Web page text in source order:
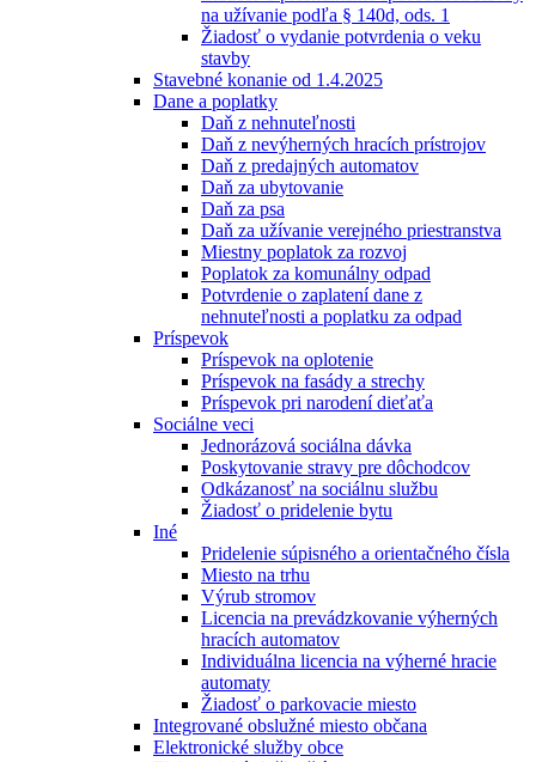
na užívanie podľa § 140d, ods. 1
Žiadosť o vydanie potvrdenia o veku
stavby
Stavebné konanie od 1.4.2025
Dane a poplatky
Daň z nehnuteľnosti
Daň z nevýherných hracích prístrojov
Daň z predajných automatov
Daň za ubytovanie
Daň za psa
Daň za užívanie verejného priestranstva
Miestny poplatok za rozvoj
Poplatok za komunálny odpad
Potvrdenie o zaplatení dane z
nehnuteľnosti a poplatku za odpad
Príspevok
Príspevok na oplotenie
Príspevok na fasády a strechy
Príspevok pri narodení dieťaťa
Sociálne veci
Jednorázová sociálna dávka
Poskytovanie stravy pre dôchodcov
Odkázanosť na sociálnu službu
Žiadosť o pridelenie bytu
Iné
Pridelenie súpisného a orientačného čísla
Miesto na trhu
Výrub stromov
Licencia na prevádzkovanie výherných
hracích automatov
Individuálna licencia na výherné hracie
automaty
Žiadosť o parkovacie miesto
Integrované obslužné miesto občana
Elektronické služby obce